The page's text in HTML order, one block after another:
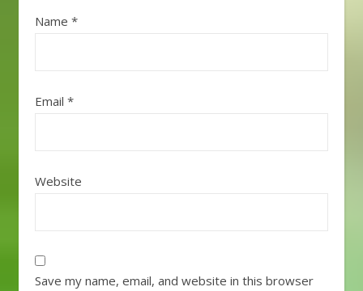
Name *
Email *
Website
Save my name, email, and website in this browser